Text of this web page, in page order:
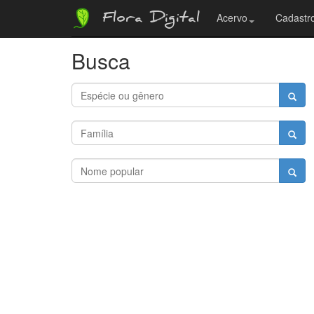
Flora Digital Acervo
Busca